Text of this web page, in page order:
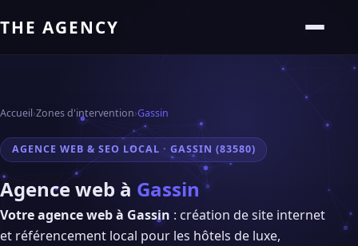
THE AGENCY
Accueil›Zones d'intervention›Gassin
AGENCE WEB & SEO LOCAL · GASSIN (83580)
Agence web à Gassin
Votre agence web à Gassin : création de site internet
et référencement local pour les hôtels de luxe,